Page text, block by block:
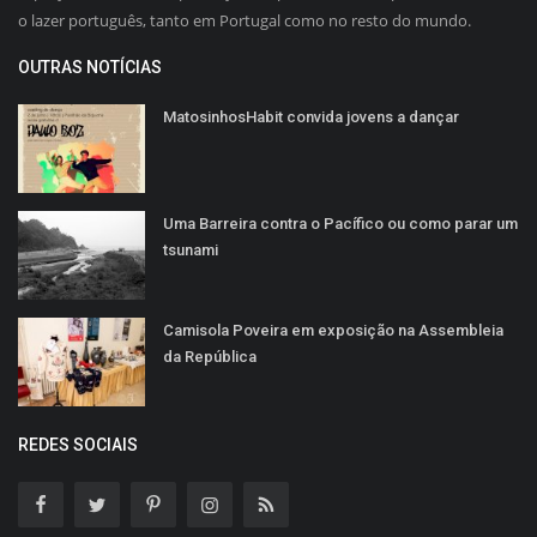
o lazer português, tanto em Portugal como no resto do mundo.
OUTRAS NOTÍCIAS
MatosinhosHabit convida jovens a dançar
Uma Barreira contra o Pacífico ou como parar um
tsunami
Camisola Poveira em exposição na Assembleia
da República
REDES SOCIAIS